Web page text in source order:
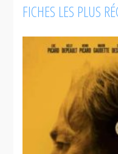
FICHES LES PLUS